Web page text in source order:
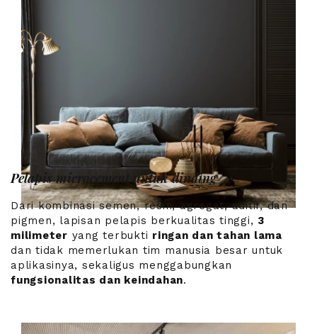
Pelapis microcement untuk dinding
Dari kombinasi semen, resin, agregat, aditif, dan
pigmen, lapisan pelapis berkualitas tinggi, 3
milimeter yang terbukti ringan dan tahan lama
dan tidak memerlukan tim manusia besar untuk
aplikasinya, sekaligus menggabungkan
fungsionalitas dan keindahan.